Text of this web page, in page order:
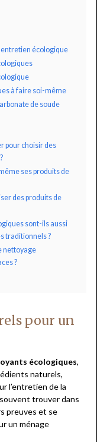
entretien écologique
à faire soi-même
de soude
pour choisir des
ses produits de
des produits de
sont-ils aussi
traditionnels ?
nettoyage
?
pour un
écologiques,
naturels,
l’entretien de la
trouver dans
preuves et se
un ménage